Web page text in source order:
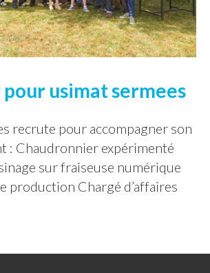
usimat sermees
recrute pour accompagner son
: Chaudronnier expérimenté
sur fraiseuse numérique
production Chargé d’affaires